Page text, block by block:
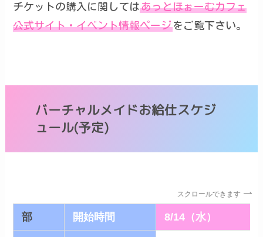
チケットの購入に関してはあっとほぉーむカフェ
公式サイト・イベント情報ページ をご覧下さい。
バーチャルメイドお給仕スケジ
ュール(予定)
スクロールできます
部 開始時間 8/14（水）